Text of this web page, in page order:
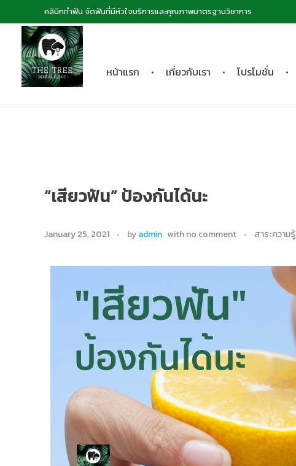
คลินิกทำฟัน จัดฟันที่มีหัวใจบริการและคุณภาพมาตรฐานวิชาการ
หน้าแรก เกี่ยวกับเรา โปรโมชั่น
“เสียวฟัน” ป้องกันได้นะ
January 25, 2021 byadmin withno comment สาระความรู้